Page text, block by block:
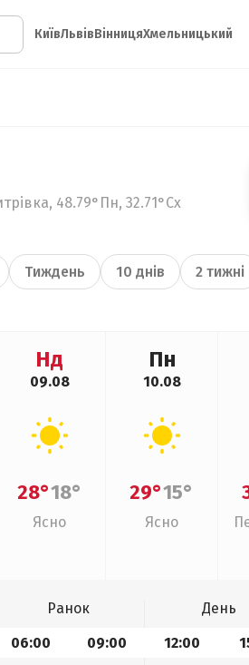
КиївЛьвівВінницяХмельницький
48.79°Пн, 32.71°Сх
Тиждень 10 днів 2 тижні
Нд
09.08
28°18°
Ясно
Пн
10.08
29°15°
Ясно
Ранок День
06:00 09:00 12:00